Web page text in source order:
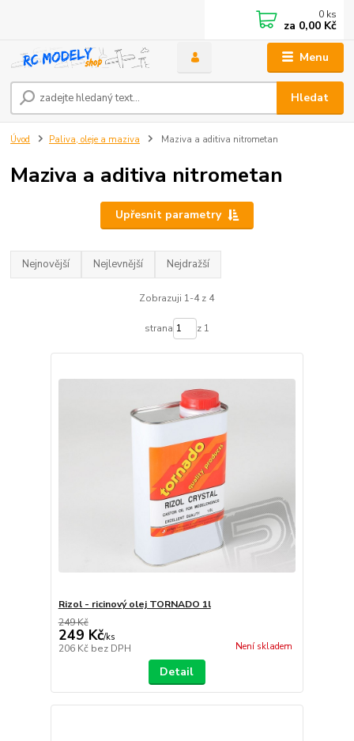
Menu
Hledat
0 ks
za 0,00 Kč
Úvod Paliva, oleje a maziva Maziva a aditiva nitrometan
Maziva a aditiva nitrometan
Upřesnit parametry
Nejnovější Nejlevnější Nejdražší
Zobrazuji 1-4 z 4
strana z 1
Rizol - ricinový olej TORNADO 1l
249 Kč
249 Kč/ks
206 Kč bez DPH Není skladem
Detail